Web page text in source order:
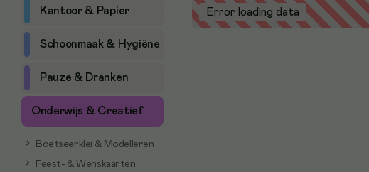
Kantoor & Papier
Schoonmaak & Hygiëne
Pauze & Dranken
Onderwijs & Creatief
Boetseerklei & Modelleren
Feest- & Wenskaarten
Error loading data